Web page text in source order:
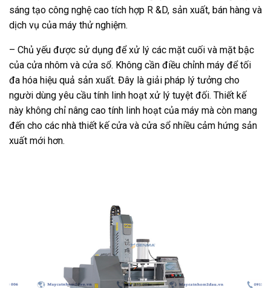
sáng tạo công nghệ cao tích hợp R &D, sản xuất, bán hàng và
dịch vụ của máy thử nghiệm.
– Chủ yếu được sử dụng để xử lý các mặt cuối và mặt bậc
của cửa nhôm và cửa sổ. Không cần điều chỉnh máy để tối
đa hóa hiệu quả sản xuất. Đây là giải pháp lý tưởng cho
người dùng yêu cầu tính linh hoạt xử lý tuyệt đối. Thiết kế
này không chỉ nâng cao tính linh hoạt của máy mà còn mang
đến cho các nhà thiết kế cửa và cửa sổ nhiều cảm hứng sản
xuất mới hơn.